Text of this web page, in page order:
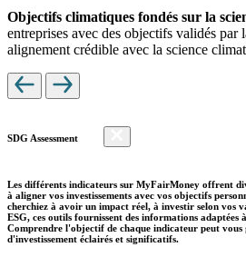
Objectifs climatiques fondés sur la
entreprises avec des objectifs validés
alignement crédible avec la science
SDG Assessment
Les différents indicateurs sur MyFairMoney offrent
à aligner vos investissements avec vos objectifs
cherchiez à avoir un impact réel, à investir selon vos
ESG, ces outils fournissent des informations adaptées
Comprendre l'objectif de chaque indicateur peut vous
d'investissement éclairés et significatifs.